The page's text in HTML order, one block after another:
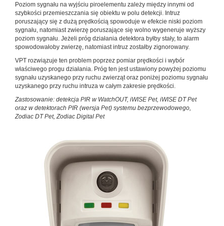
Poziom sygnału na wyjściu piroelementu zależy między innymi od
szybkości przemieszczania się obiektu w polu de­tekcji. Intruz
poruszający się z dużą prędkością spowoduje w efekcie niski poziom
sygnału, natomiast zwierzę porusza­jące się wolno wygeneruje wyższy
poziom sygnału. Jeżeli próg działania detektora byłby stały, to alarm
spowodowało­by zwierzę, natomiast intruz zostałby zignorowany.
VPT rozwiązuje ten problem poprzez pomiar prędkości i wybór
właściwego progu działania. Próg ten jest ustawiony powyżej poziomu
sygnału uzyskanego przy ruchu zwierząt oraz poniżej poziomu sygnału
uzyskanego przy ruchu intru­za w całym zakresie prędkości.
Zastosowanie: detekcja PIR w WatchOUT, iWISE Pet, iWISE DT Pet
oraz w detektorach PIR (wersja Pet) systemu bezprze­wodowego,
Zodiac DT Pet, Zodiac Digital Pet